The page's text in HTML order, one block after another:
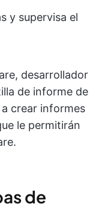
y supervisa el
desarrollador
de informe de
crear informes
le permitirán
de